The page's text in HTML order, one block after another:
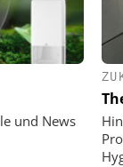
und News
im
Von digitaler
Steuerung